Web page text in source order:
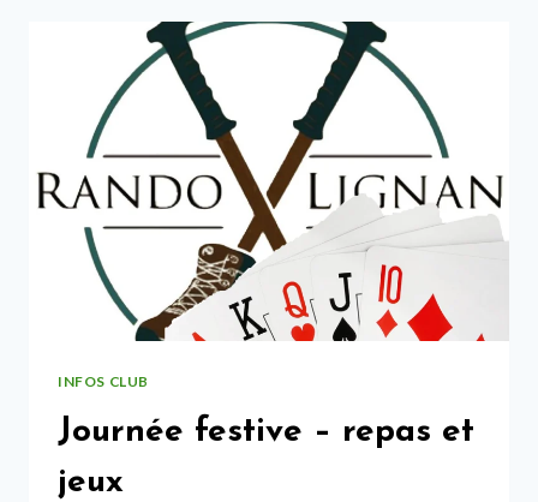
INFOS CLUB
Journée festive – repas et
jeux